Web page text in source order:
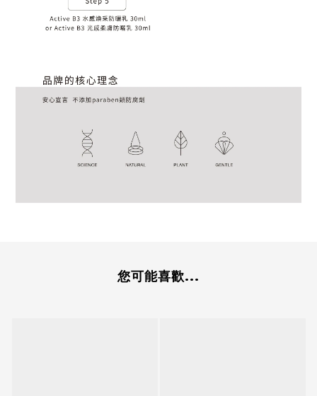
您可能喜歡...